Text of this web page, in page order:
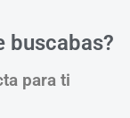
buscabas?
para ti